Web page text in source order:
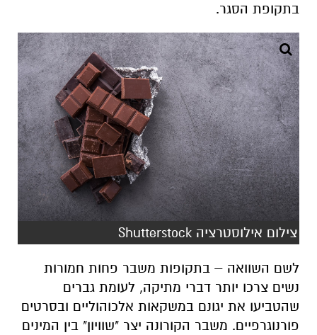
בתקופת הסגר.
צילום אילוסטרציה Shutterstock
לשם השוואה – בתקופות משבר פחות חמורות
נשים צרכו יותר דברי מתיקה, לעומת גברים
שהטביעו את יגונם במשקאות אלכוהוליים ובסרטים
פורנוגרפיים. משבר הקורונה יצר "שוויון" בין המינים